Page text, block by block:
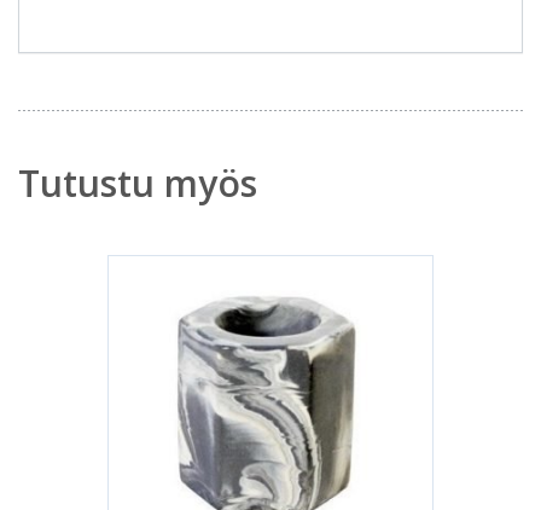
Tutustu myös